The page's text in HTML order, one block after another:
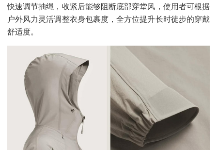
快速调节抽绳，收紧后能够阻断底部穿堂风，使用者可根据
户外风力灵活调整衣身包裹度，全方位提升长时徒步的穿戴
舒适度。